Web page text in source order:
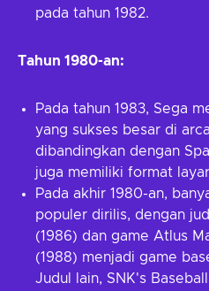
pada tahun 1982.
Tahun 1980-an:
Pada tahun 1983, Sega
yang sukses besar di
dibandingkan dengan
juga memiliki format
Pada akhir 1980-an,
populer dirilis, dengan
(1986) dan game Atlus
(1988) menjadi game
Judul lain, SNK's